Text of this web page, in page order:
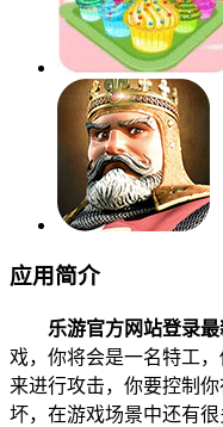
应用简介
乐游官方网站登录最
戏，你将会是一名特工
来进行攻击，你要控制
坏，在游戏场景中还有